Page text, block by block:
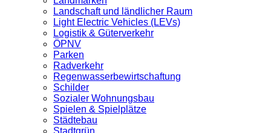
Landschaft und ländlicher Raum
Light Electric Vehicles (LEVs)
Logistik & Güterverkehr
ÖPNV
Parken
Radverkehr
Regenwasserbewirtschaftung
Schilder
Sozialer Wohnungsbau
Spielen & Spielplätze
Städtebau
Stadtgrün